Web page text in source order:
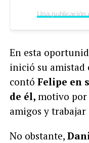
En esta
inició su amistad
contó Felipe en
de él, motivo por
amigos y
No obstante,